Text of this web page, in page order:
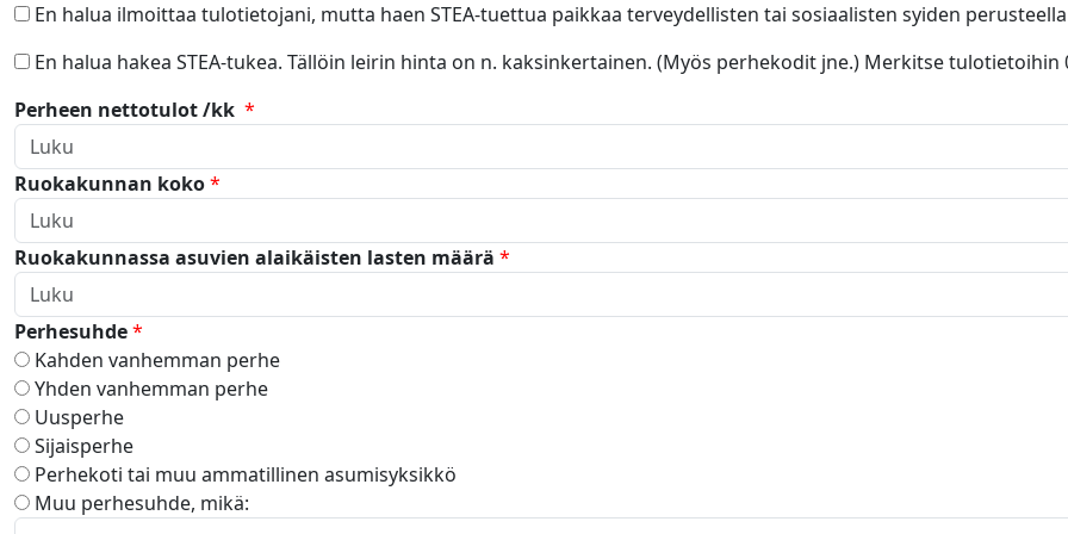
En halua ilmoittaa tulotietojani, mutta haen STEA-tuettua paikkaa terveydellisten tai sosiaalisten syiden
En halua hakea STEA-tukea. Tällöin leirin hinta on n. kaksinkertainen. (Myös perhekodit jne.) Merkitse tulotietoihin
Perheen nettotulot /kk *
Ruokakunnan koko*
Ruokakunnassa asuvien alaikäisten lasten määrä *
Perhesuhde*
Kahden vanhemman perhe
Yhden vanhemman perhe
Uusperhe
Sijaisperhe
Perhekoti tai muu ammatillinen asumisyksikkö
Muu perhesuhde, mikä: